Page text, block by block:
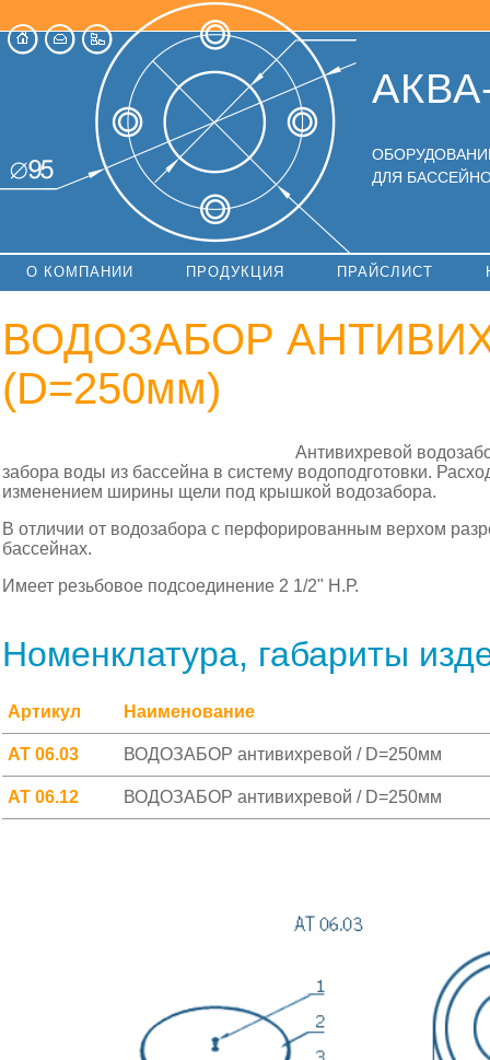
ДЛЯ
О КОМПАНИИ ПРОДУКЦИЯ ПРАЙСЛИСТ
ВОДОЗАБОР
(D=250мм)
Антивихревой
забора воды из бассейна в систему водоподготовки.
изменением ширины щели под крышкой водозабора.
В отличии от водозабора с перфорированным верхом
бассейнах.
Имеет резьбовое подсоединение 2 1/2" Н.Р.
Номенклатура, габариты
Артикул Наименование
АТ 06.03 ВОДОЗАБОР антивихревой / D=250мм
АТ 06.12 ВОДОЗАБОР антивихревой / D=250мм